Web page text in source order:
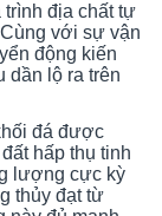
địa chất tự
với sự vận
động kiến
dần lộ ra trên
đá được
hấp thụ tinh
lượng cực kỳ
thủy đạt từ